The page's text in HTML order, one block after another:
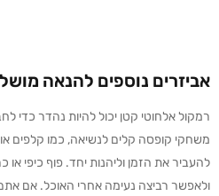
אביזרים נוספים להנאה
רמקול אלחוטי קטן יכול להיות נהדר כדי
משחקי קופסה קלים לנשיאה, כמו קלפים
להעביר את הזמן וליהנות יחד. פוף כיפי או
ולאפשר רביצה נעימה אחרי האוכל. אם